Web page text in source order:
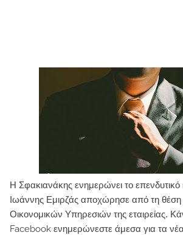
Η Σφακιανάκης ενημερώνει το επενδυτικό
Ιωάννης Εμιρζάς αποχώρησε από τη θέση
Οικονομικών Υπηρεσιών της εταιρείας.
Facebook ενημερώνεστε άμεσα για τα